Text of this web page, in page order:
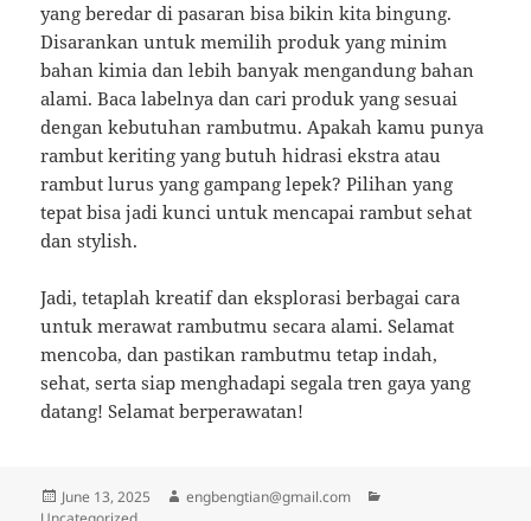
yang beredar di pasaran bisa bikin kita bingung.
Disarankan untuk memilih produk yang minim
bahan kimia dan lebih banyak mengandung bahan
alami. Baca labelnya dan cari produk yang sesuai
dengan kebutuhan rambutmu. Apakah kamu punya
rambut keriting yang butuh hidrasi ekstra atau
rambut lurus yang gampang lepek? Pilihan yang
tepat bisa jadi kunci untuk mencapai rambut sehat
dan stylish.
Jadi, tetaplah kreatif dan eksplorasi berbagai cara
untuk merawat rambutmu secara alami. Selamat
mencoba, dan pastikan rambutmu tetap indah,
sehat, serta siap menghadapi segala tren gaya yang
datang! Selamat berperawatan!
Posted
on
June 13, 2025 Author
engbengtian@gmail.com